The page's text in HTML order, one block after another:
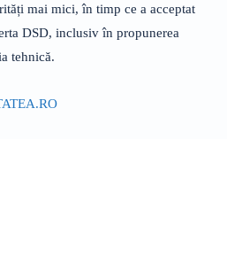
mai mici, în timp ce a acceptat
DSD, inclusiv în propunerea
tehnică.